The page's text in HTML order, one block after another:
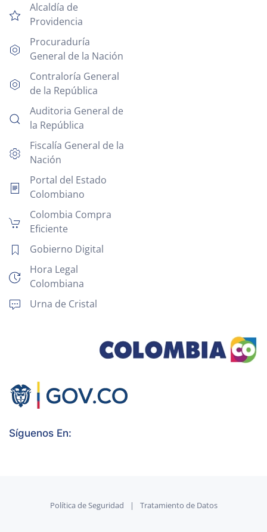
Alcaldía de
Providencia
Procuraduría
General de la Nación
Contraloría General
de la República
Auditoria General de
la República
Fiscalía General de la
Nación
Portal del Estado
Colombiano
Colombia Compra
Eficiente
Gobierno Digital
Hora Legal
Colombiana
Urna de Cristal
Síguenos En:
Política de Seguridad | Tratamiento de Datos